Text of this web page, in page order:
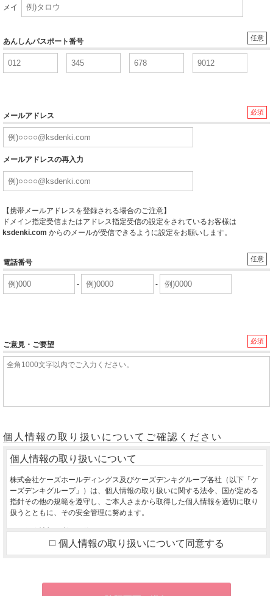
メイ
任意
あんしんパスポート番号
必須
メールアドレス
メールアドレスの再入力
【携帯メールアドレスを登録される場合のご注意】
ドメイン指定受信またはアドレス指定受信の設定をされているお客様は
ksdenki.com からのメールが受信できるように設定をお願いします。
任意
電話番号
- -
必須
ご意見・ご要望
個人情報の取り扱いについてご確認ください
個人情報の取り扱いについて
株式会社ケーズホールディングス及びケーズデンキグループ各社（以下「ケ
ーズデンキグループ」）は、個人情報の取り扱いに関する法令、国が定める
指針その他の規範を遵守し、ご本人さまから取得した個人情報を適切に取り
扱うとともに、その安全管理に努めます。
１．個人情報の利用目的
ご本人さまから同意をいただいた利用目的の達成に必要な範囲を超えて、取
得した個人情報を利用いたしません。
お取り寄せ商品が入荷した際、お客様にご連絡させていただくため
個人情報の取り扱いについて同意する